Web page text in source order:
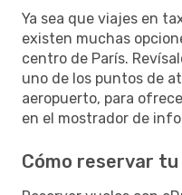
Ya sea que viajes en
existen muchas
centro de París.
uno de los puntos de
aeropuerto, para
en el mostrador de
Cómo reservar tu